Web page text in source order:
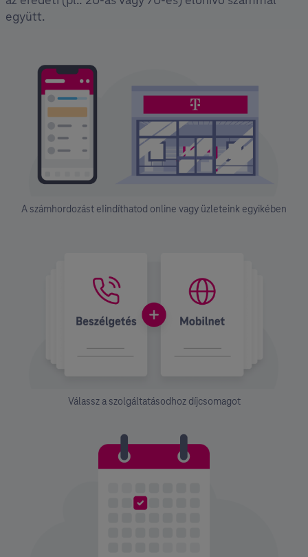
együtt.
A számhordozást eIindíthatod online vagy üzleteink egyikében
Válassz a szolgáltatásodhoz díjcsomagot